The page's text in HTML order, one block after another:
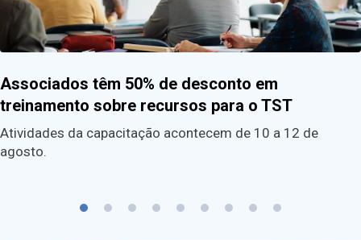
Associados têm 50% de desconto em
treinamento sobre recursos para o TST
Atividades da capacitação acontecem de 10 a 12 de
agosto.